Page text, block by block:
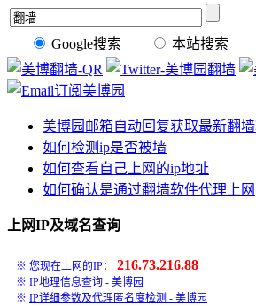
Google搜索 本站搜索
美博园邮箱自动回复获取最新翻
如何检测ip是否被墙
如何查看自己上网的ip地址
如何确认是通过翻墙软件代理上网
上网IP及域名查询
※ 您现在上网的IP： 216.73.216.88
※ IP地理信息查询 - 美博园
※ IP详细参数及代理匿名度检测 - 美博园